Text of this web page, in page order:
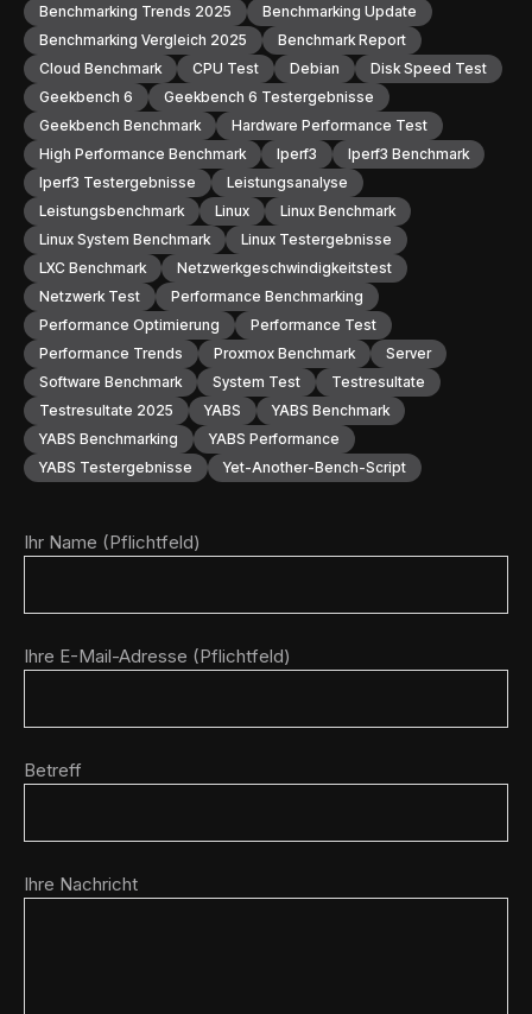
Benchmarking Trends 2025
Benchmarking Update
Benchmarking Vergleich 2025
Benchmark Report
Cloud Benchmark
CPU Test Debian
Disk Speed Test
Geekbench 6
Geekbench 6 Testergebnisse
Geekbench Benchmark
Hardware Performance Test
High Performance Benchmark
Iperf3
Iperf3 Benchmark
Iperf3 Testergebnisse
Leistungsanalyse
Leistungsbenchmark
Linux
Linux Benchmark
Linux System Benchmark
Linux Testergebnisse
LXC Benchmark
Netzwerkgeschwindigkeitstest
Netzwerk Test
Performance Benchmarking
Performance Optimierung
Performance Test
Performance Trends
Proxmox Benchmark
Server
Software Benchmark
System Test
Testresultate
Testresultate 2025
YABS
YABS Benchmark
YABS Benchmarking
YABS Performance
YABS Testergebnisse
Yet-Another-Bench-Script
Ihr Name (Pflichtfeld)
Ihre E-Mail-Adresse (Pflichtfeld)
Betreff
Ihre Nachricht